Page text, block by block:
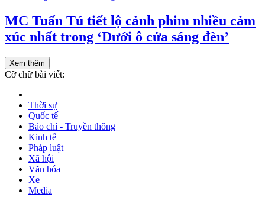
MC Tuấn Tú tiết lộ cảnh phim nhiều cảm
xúc nhất trong ‘Dưới ô cửa sáng đèn’
Xem thêm
Cỡ chữ bài viết:
Thời sự
Quốc tế
Báo chí - Truyền thông
Kinh tế
Pháp luật
Xã hội
Văn hóa
Xe
Media